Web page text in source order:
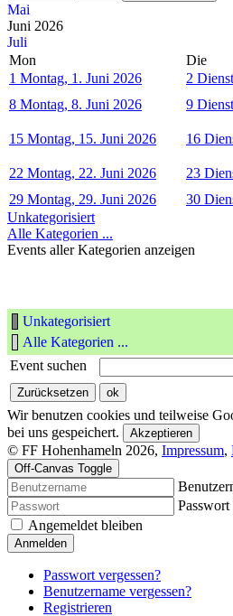
Mai
Juni 2026
Juli
Mon
Die
1 Montag, 1. Juni 2026 2
8 Montag, 8. Juni 2026 9
15 Montag, 15. Juni 2026 16
22 Montag, 22. Juni 2026 23
29 Montag, 29. Juni 2026 30
Unkategorisiert
Alle Kategorien ...
Events aller Kategorien anzeigen
Unkategorisiert
Alle Kategorien ...
Event suchen
Wir benutzen cookies und teilweise
bei uns gespeichert.
Akzeptieren
© FF Hohenhameln 2026, Impressum,
Off-Canvas Toggle
Passwort
Angemeldet bleiben
Anmelden
Passwort vergessen?
Benutzername vergessen?
Registrieren